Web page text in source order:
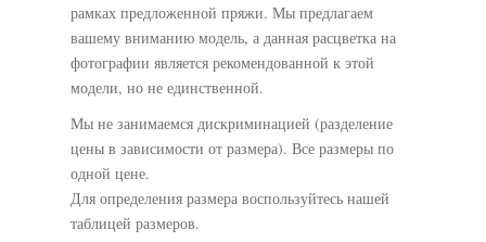
рамках предложенной пряжи. Мы предлагаем
вашему вниманию модель, а данная расцветка на
фотографии является рекомендованной к этой
модели, но не единственной.
Мы не занимаемся дискриминацией (разделение
цены в зависимости от размера). Все размеры по
одной цене.
Для определения размера воспользуйтесь нашей
таблицей размеров.